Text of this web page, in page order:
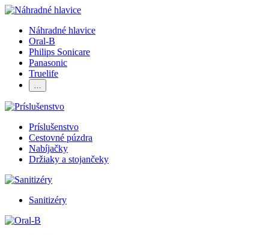
Náhradné hlavice
Oral-B
Philips Sonicare
Panasonic
Truelife
…
Príslušenstvo
Cestovné púzdra
Nabíjačky
Držiaky a stojančeky
Sanitizéry